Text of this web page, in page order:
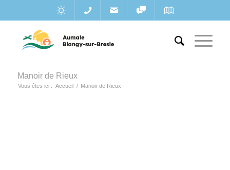
Manoir de Rieux
Vous êtes ici : Accueil / Manoir de Rieux